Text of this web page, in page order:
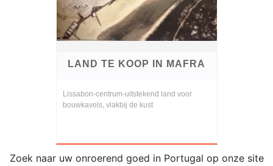
LAND TE KOOP IN MAFRA
Lissabon-centrum-uitstekend land voor
bouwkavels, vlakbij de kust
Zoek naar uw onroerend goed in Portugal op onze site